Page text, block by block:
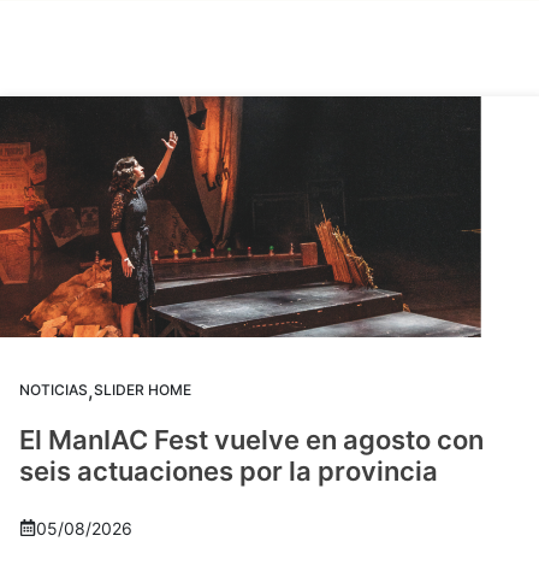
NOTICIAS,SLIDER HOME
El ManIAC Fest vuelve en agosto con
seis actuaciones por la provincia
05/08/2026